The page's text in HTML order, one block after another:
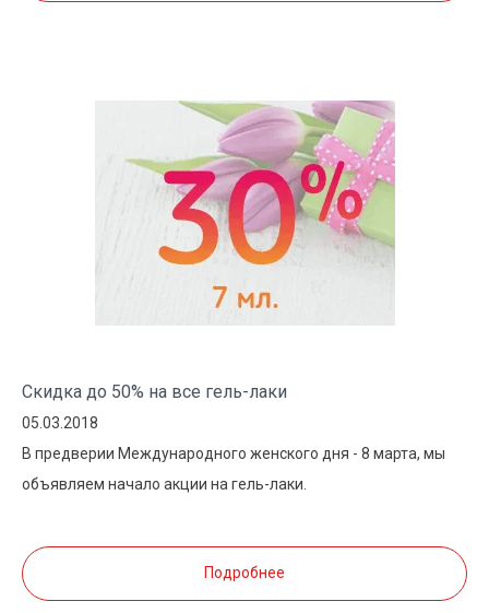
Скидка до 50% на все гель-лаки
05.03.2018
В предверии Международного женского дня - 8 марта, мы
объявляем начало акции на гель-лаки.
Подробнее